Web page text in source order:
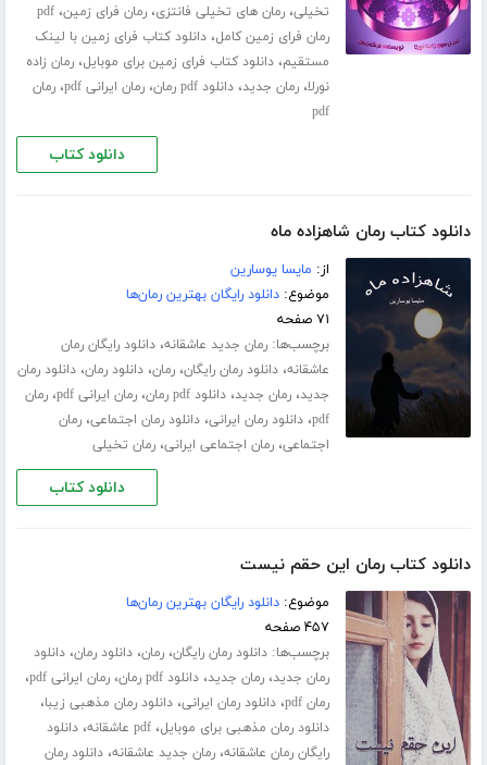
تخیلی،رمان های تخیلی فانتزی،رمان فرای زمین،pdf
رمان فرای زمین کامل،دانلود کتاب فرای زمین با لینک
مستقیم،دانلود کتاب فرای زمین برای موبایل،رمان زاده
نورلا،رمان جدید،دانلود pdf رمان ،رمان ایرانی pdf ،رمان
pdf
دانلود کتاب
دانلود کتاب رمان شاهزاده ماه
از: مایسا یوسارین
موضوع:دانلود رایگان بهترین رمان‌ها
۷۱ صفحه
برچسب‌ها:رمان جدید عاشقانه،دانلود رایگان رمان
عاشقانه،دانلود رمان رایگان،رمان،دانلود رمان،دانلود رمان
جدید،رمان جدید،دانلود pdf رمان ،رمان ایرانی pdf ،رمان
pdf،دانلود رمان ایرانی،دانلود رمان اجتماعی،رمان
اجتماعی،رمان اجتماعی ایرانی،رمان تخیلی
دانلود کتاب
دانلود کتاب رمان این حقم نیست
موضوع:دانلود رایگان بهترین رمان‌ها
۴۵۷ صفحه
برچسب‌ها:دانلود رمان رایگان،رمان،دانلود رمان،دانلود
رمان جدید،رمان جدید،دانلود pdf رمان ،رمان ایرانی pdf ،
رمان pdf ،دانلود رمان ایرانی،دانلود رمان مذهبی زیبا،
دانلود رمان مذهبی برای موبایل،pdf عاشقانه ،دانلود
رایگان رمان عاشقانه،رمان جدید عاشقانه،دانلود رمان